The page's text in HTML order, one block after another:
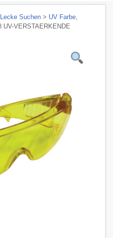
Lecke Suchen > UV Farbe,
UV-VERSTAERKENDE